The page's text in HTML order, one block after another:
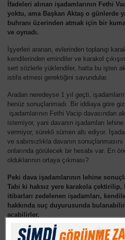
İfadeleri alınan işadamlarının Fethi
yoktu, ama Başkan Aktaş o günlerde
buhranı üzerinden atmak için bir
ve oynadı.
İşyerleri aranan, evlerinden toplanıp
kendilerinden emindiler ve karakol
sert sözlerle yüklendiler, hatta bu işten
istifa etmesi gerektiğini savundular.
Aradan neredeyse 1 yıl geçti,
henüz sonuçlanmadı. Bir iddiaya göre
işadamlarının Fethi Vacip davasından
istemiyor, yani davanın işadamları
vermiyor, sürekli sümen altı ediyor.
ve sabırsızlıkla davanın
onlarında görülecek bir hesabı var. En
olduklarının ortaya çıkması?
Peki dava işadamlarının lehine
Tabi ki haksız yere karakola
itibarları zedelenen işadamları,
hakkında suç duyurusunda
açabilirler.
Yani mahkeme sonuçlandığında